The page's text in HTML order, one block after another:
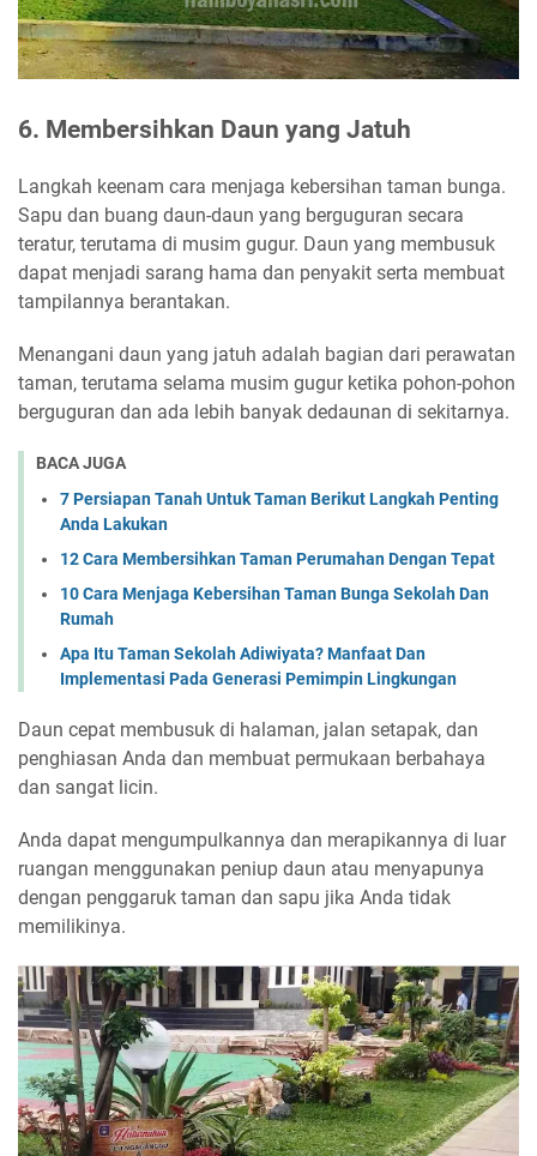
6. Membersihkan Daun yang Jatuh
Langkah keenam cara menjaga kebersihan taman bunga.
Sapu dan buang daun-daun yang berguguran secara
teratur, terutama di musim gugur. Daun yang membusuk
dapat menjadi sarang hama dan penyakit serta membuat
tampilannya berantakan.
Menangani daun yang jatuh adalah bagian dari perawatan
taman, terutama selama musim gugur ketika pohon-pohon
berguguran dan ada lebih banyak dedaunan di sekitarnya.
BACA JUGA
7 Persiapan Tanah Untuk Taman Berikut Langkah Penting
Anda Lakukan
12 Cara Membersihkan Taman Perumahan Dengan Tepat
10 Cara Menjaga Kebersihan Taman Bunga Sekolah Dan
Rumah
Apa Itu Taman Sekolah Adiwiyata? Manfaat Dan
Implementasi Pada Generasi Pemimpin Lingkungan
Daun cepat membusuk di halaman, jalan setapak, dan
penghiasan Anda dan membuat permukaan berbahaya
dan sangat licin.
Anda dapat mengumpulkannya dan merapikannya di luar
ruangan menggunakan peniup daun atau menyapunya
dengan penggaruk taman dan sapu jika Anda tidak
memilikinya.